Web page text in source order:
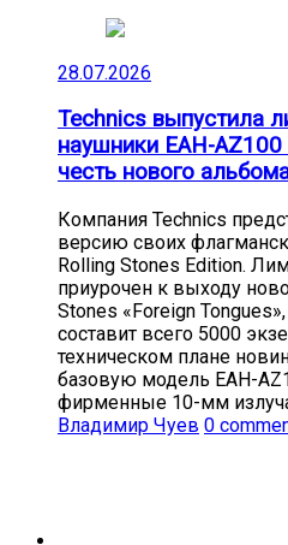
28.07.2026
Technics выпустила
наушники EAH-
честь нового
Компания Technics
версию своих
Rolling Stones Edition.
приурочен к выходу
Stones «Foreign
составит всего 5000
техническом плане
базовую модель EAH-
фирменные 10-мм
Владимир Чуев 0